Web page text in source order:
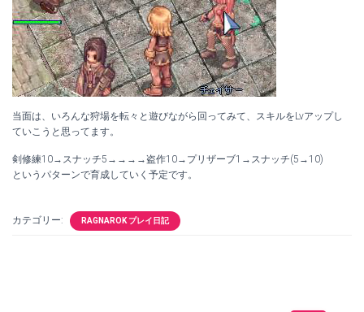
当面は、いろんな狩場を転々と遊びながら回ってみて、スキルをLvアップし
ていこうと思ってます。
剣修練10→スナッチ5→→→→盗作10→プリザーブ1→スナッチ(5→10)
というパターンで育成していく予定です。
カテゴリー: RAGNAROK プレイ日記